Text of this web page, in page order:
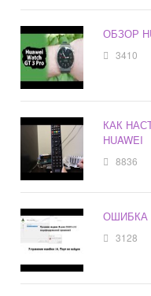
ОБЗОР
3410
КАК
HUAWEI
8836
ОШИБКА
3128